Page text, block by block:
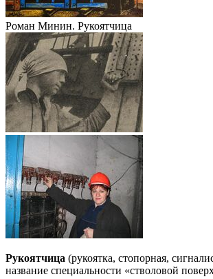
Роман Минин. Рукоятчица
Рукоятчица (рукоятка, стопорная,
название специальности «стволовой